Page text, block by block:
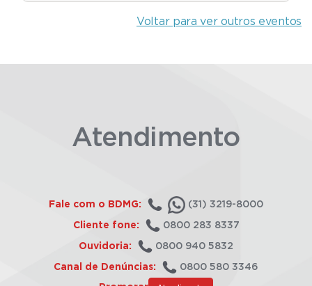
Voltar para ver outros eventos
Atendimento
Fale com o BDMG: (31) 3219-8000
Cliente fone: 0800 283 8337
Ouvidoria: 0800 940 5832
Canal de Denúncias: 0800 580 3346